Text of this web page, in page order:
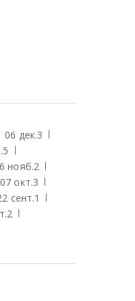
06 дек.3
5
нояб.2
07 окт.3
сент.1
2